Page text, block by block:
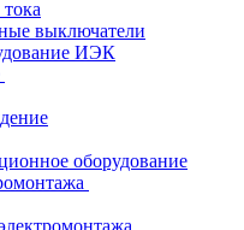
выключатели
ИЭК
оборудование